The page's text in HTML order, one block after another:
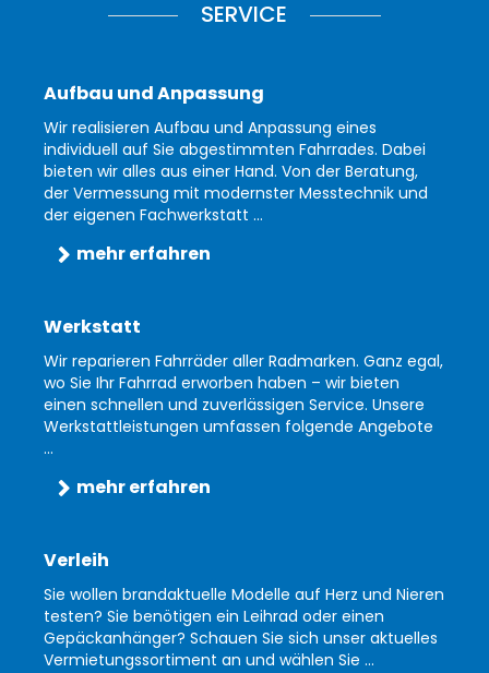
SERVICE
Aufbau und Anpassung
Wir realisieren Aufbau und Anpassung eines
individuell auf Sie abgestimmten Fahrrades. Dabei
bieten wir alles aus einer Hand. Von der Beratung,
der Vermessung mit modernster Messtechnik und
der eigenen Fachwerkstatt ...
mehr erfahren
Werkstatt
Wir reparieren Fahrräder aller Radmarken. Ganz egal,
wo Sie Ihr Fahrrad erworben haben – wir bieten
einen schnellen und zuverlässigen Service. Unsere
Werkstattleistungen umfassen folgende Angebote
...
mehr erfahren
Verleih
Sie wollen brandaktuelle Modelle auf Herz und Nieren
testen? Sie benötigen ein Leihrad oder einen
Gepäckanhänger? Schauen Sie sich unser aktuelles
Vermietungssortiment an und wählen Sie ...